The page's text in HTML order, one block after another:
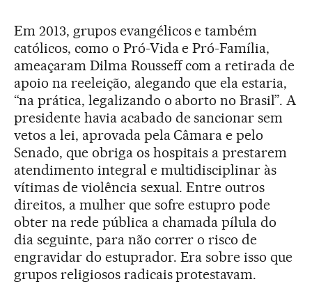
Em 2013, grupos evangélicos e também
católicos, como o Pró-Vida e Pró-Família,
ameaçaram Dilma Rousseff com a retirada de
apoio na reeleição, alegando que ela estaria,
“na prática, legalizando o aborto no Brasil”. A
presidente havia acabado de sancionar sem
vetos a lei, aprovada pela Câmara e pelo
Senado, que obriga os hospitais a prestarem
atendimento integral e multidisciplinar às
vítimas de violência sexual. Entre outros
direitos, a mulher que sofre estupro pode
obter na rede pública a chamada pílula do
dia seguinte, para não correr o risco de
engravidar do estuprador. Era sobre isso que
grupos religiosos radicais protestavam.